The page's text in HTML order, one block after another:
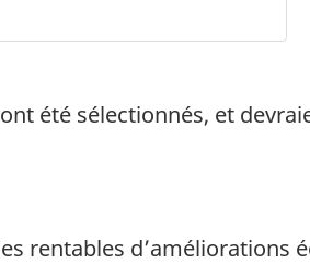
été sélectionnés, et
rentables d’améliorations